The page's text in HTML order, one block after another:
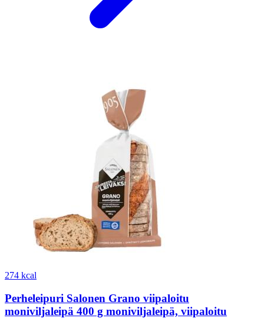
274 kcal
Perheleipuri Salonen Grano viipaloitu
moniviljaleipä 400 g moniviljaleipä, viipaloitu